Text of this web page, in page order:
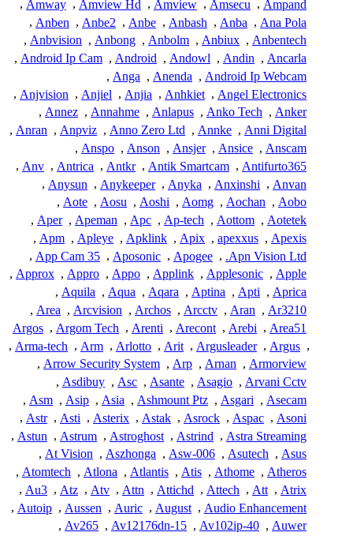
Ampand
,
Amsecu
,
Amview
,
Amview Hd
,
Amway
,
Ana Pola
,
Anba
,
Anbash
,
Anbe
,
Anbe2
,
Anben
,
Anbentech
,
Anbiux
,
Anbolm
,
Anbong
,
Anbvision
,
Ancarla
,
Andin
,
Andowl
,
Android
,
Android Ip Cam
,
Android Ip Webcam
,
Anenda
,
Anga
,
Angel Electronics
,
Anhkiet
,
Anjia
,
Anjiel
,
Anjvision
,
Anker
,
Anko Tech
,
Anlapus
,
Annahme
,
Annez
,
Anni Digital
,
Annke
,
Anno Zero Ltd
,
Anpviz
,
Anran
,
Anscam
,
Ansice
,
Ansjer
,
Anson
,
Anspo
,
Antifurto365
,
Antik Smartcam
,
Antkr
,
Antrica
,
Anv
,
Anvan
,
Anxinshi
,
Anyka
,
Anykeeper
,
Anysun
,
Aobo
,
Aochan
,
Aomg
,
Aoshi
,
Aosu
,
Aote
,
Aotetek
,
Aottom
,
Ap-tech
,
Apc
,
Apeman
,
Aper
,
Apexis
,
apexxus
,
Apix
,
Apklink
,
Apleye
,
Apm
,
Apn Vision Ltd.
,
Apogee
,
Aposonic
,
App Cam 35
,
Apple
,
Applesonic
,
Applink
,
Appo
,
Appro
,
Approx
,
Aprica
,
Apti
,
Aptina
,
Aqara
,
Aqua
,
Aquila
,
Ar3210
,
Aran
,
Arcctv
,
Archos
,
Arcvision
,
Area
,
Area51
,
Arebi
,
Arecont
,
Arenti
,
Argom Tech
,
Argos
,
Argus
,
Argusleader
,
Arit
,
Arlotto
,
Arm
,
Arma-tech
,
Armorview
,
Arnan
,
Arp
,
Arrow Security System
,
Arvani Cctv
,
Asagio
,
Asante
,
Asc
,
Asdibuy
,
Asecam
,
Asgari
,
Ashmount Ptz
,
Asia
,
Asip
,
Asm
,
Asoni
,
Aspac
,
Asrock
,
Astak
,
Asterix
,
Asti
,
Astr
,
Astra Streaming
,
Astrind
,
Astroghost
,
Astrum
,
Astun
,
Asus
,
Asutech
,
Asw-006
,
Aszhonga
,
At Vision
,
Atheros
,
Athome
,
Atis
,
Atlantis
,
Atlona
,
Atomtech
,
Atrix
,
Att
,
Attech
,
Attichd
,
Attn
,
Atv
,
Atz
,
Au3
,
Audio Enhancement
,
August
,
Auric
,
Aussen
,
Autoip
,
Auwer
,
Av102ip-40
,
Av12176dn-15
,
Av265
,